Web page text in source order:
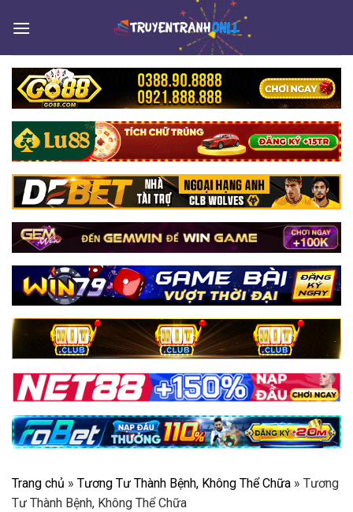
Trang chủ » Tương Tư Thành Bệnh, Không Thể Chữa » Tương
Tư Thành Bệnh, Không Thể Chữa